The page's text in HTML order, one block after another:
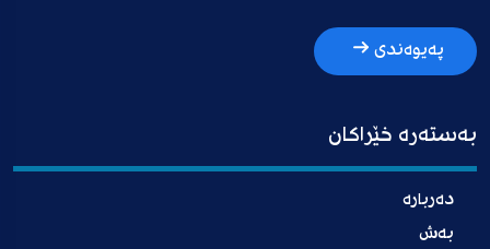
پەیوەندی
بەستەرە خێراکان
دەربارە
بەش